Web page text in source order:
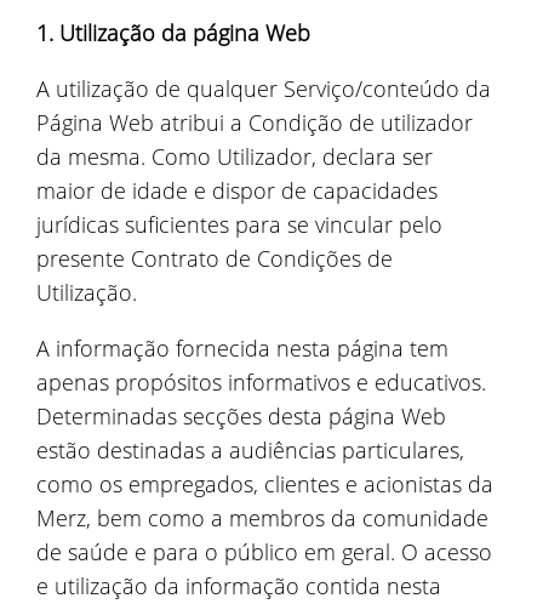
1. Utilização da página Web
A utilização de qualquer Serviço/conteúdo da
Página Web atribui a Condição de utilizador
da mesma. Como Utilizador, declara ser
maior de idade e dispor de capacidades
jurídicas suficientes para se vincular pelo
presente Contrato de Condições de
Utilização.
A informação fornecida nesta página tem
apenas propósitos informativos e educativos.
Determinadas secções desta página Web
estão destinadas a audiências particulares,
como os empregados, clientes e acionistas da
Merz, bem como a membros da comunidade
de saúde e para o público em geral. O acesso
e utilização da informação contida nesta